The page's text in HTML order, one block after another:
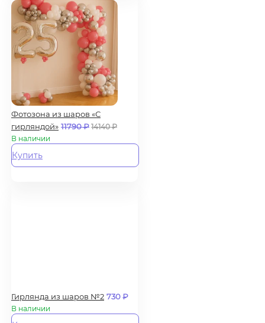
Фотозона из шаров «С
гирляндой» 11790₽ 14140₽
В наличии
Купить
Гирлянда из шаров №2 730₽
В наличии